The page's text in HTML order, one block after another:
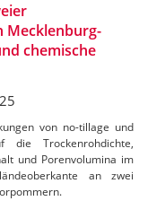
Mecklenburg-
chemische
von no-tillage und
die Trockenrohdichte,
und Porenvolumina im
an zwei